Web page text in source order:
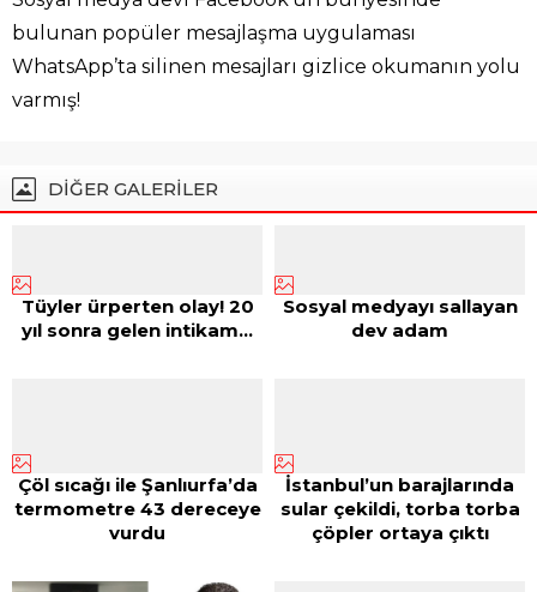
bulunan popüler mesajlaşma uygulaması
WhatsApp’ta silinen mesajları gizlice okumanın yolu
varmış!
DİĞER GALERİLER
Tüyler ürperten olay! 20
yıl sonra gelen intikam…
Sosyal medyayı sallayan
dev adam
Çöl sıcağı ile Şanlıurfa’da
termometre 43 dereceye
vurdu
İstanbul’un barajlarında
sular çekildi, torba torba
çöpler ortaya çıktı